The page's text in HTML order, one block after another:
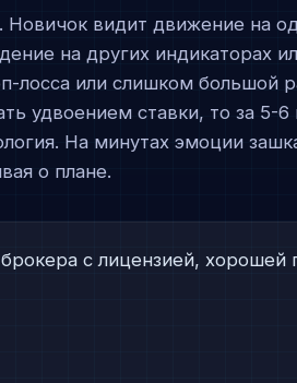
видит движение на
на других индикаторах
лосса или слишком большой
удвоением ставки, то за 5-6
На минутах эмоции
о плане.
с лицензией, хорошей